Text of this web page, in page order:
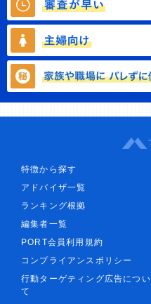
特徴から探す
アドバイザ一覧
ランキング根拠
編集者一覧
PORT会員利用規約
コンプライアンスポリシー
行動ターゲティング広告につい
て